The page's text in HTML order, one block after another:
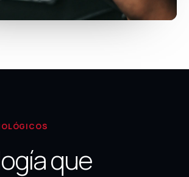
que